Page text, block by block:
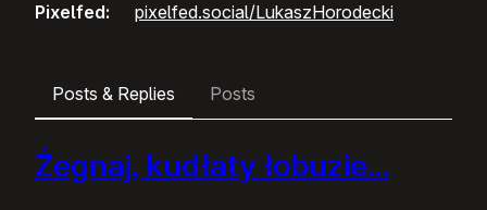
Pixelfed pixelfed.social/LukaszHorodecki
Posts & Replies Posts
Żegnaj, kudłaty łobuzie…